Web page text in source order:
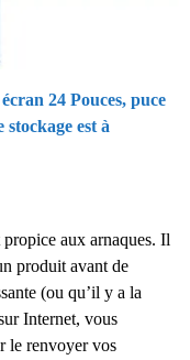
24 Pouces, puce
est à
aux arnaques. Il
produit avant de
(ou qu’il y a la
Internet, vous
le renvoyer vos